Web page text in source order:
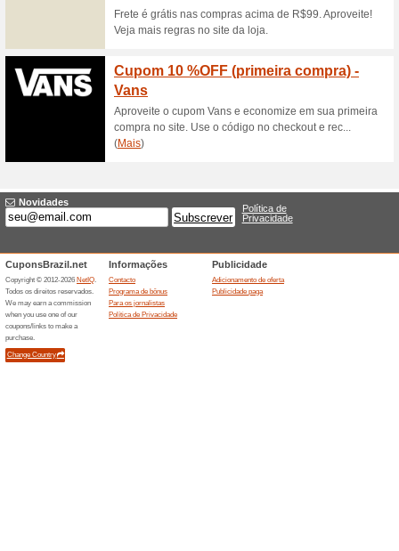
Promoção da Hora
do SP
40% funcionou
Promoção da Hora São
Off. Não Perca! Clique no
por tempo limitado.